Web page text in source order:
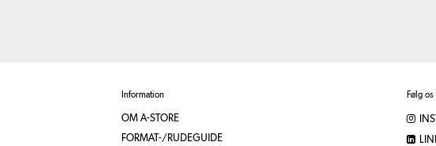
Information
OM A-STORE
FORMAT-/RUDEGUIDE
Følg os